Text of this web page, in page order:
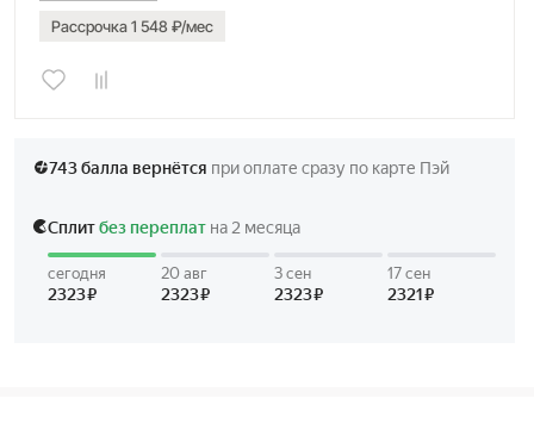
Рассрочка 1 548 ₽/мес